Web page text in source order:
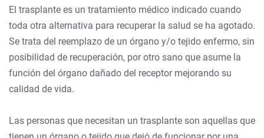
El trasplante es un tratamiento médico indicado cuando
toda otra alternativa para recuperar la salud se ha agotado.
Se trata del reemplazo de un órgano y/o tejido enfermo, sin
posibilidad de recuperación, por otro sano que asume la
función del órgano dañado del receptor mejorando su
calidad de vida.
Las personas que necesitan un trasplante son aquellas que